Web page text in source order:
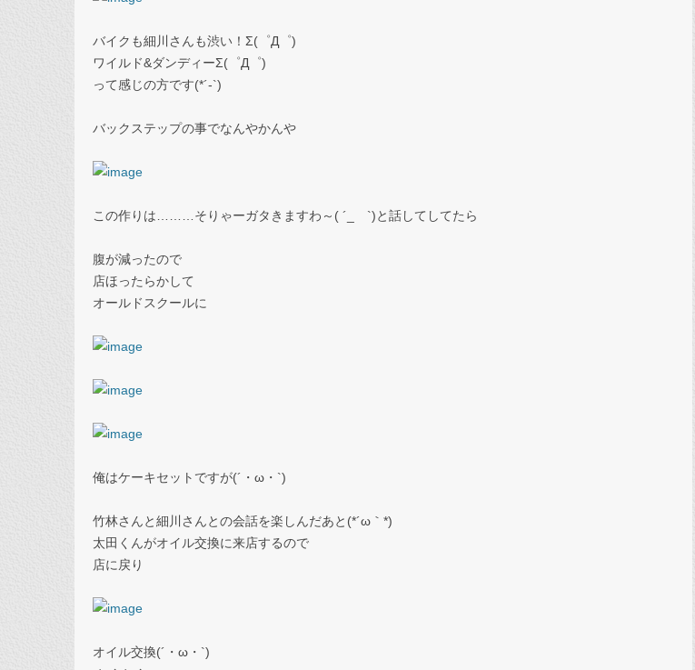
バイクも細川さんも渋い！Σ(゜Д゜)
ワイルド&ダンディーΣ(゜Д゜)
って感じの方です(*´-`)
バックステップの事でなんやかんや
この作りは………そりゃーガタきますわ～( ´_ゝ`)と話してしてたら
腹が減ったので
店ほったらかして
オールドスクールに
俺はケーキセットですが(´・ω・`)
竹林さんと細川さんとの会話を楽しんだあと(*´ω｀*)
太田くんがオイル交換に来店するので
店に戻り
オイル交換(´・ω・`)